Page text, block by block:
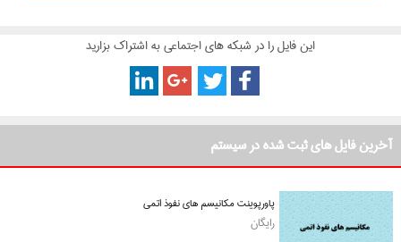
این فایل را در شبکه های اجتماعی به اشتراک بزارید
آخرین فایل های ثبت شده در سیستم
پاورپوینت مکانیسم های نفوذ اتمی
رایگان